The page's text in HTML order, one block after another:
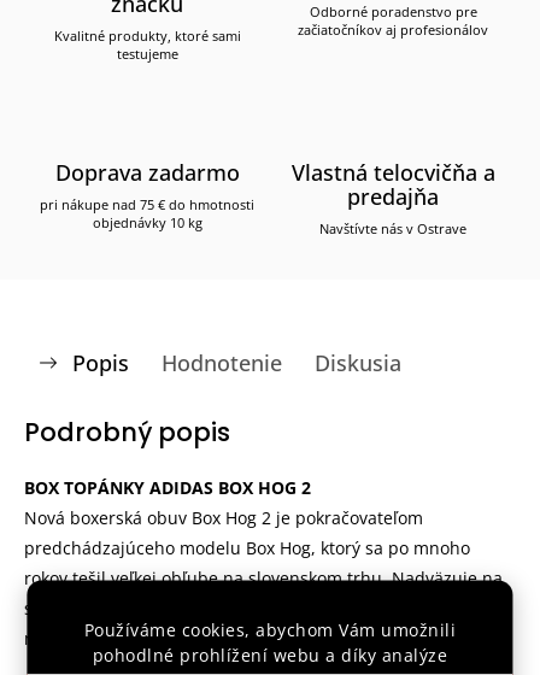
Používáme cookies, abychom Vám umožnili
pohodlné prohlížení webu a díky analýze
Kvalitné produkty, ktoré sami
testujeme
Odborné poradenstvo pre
začiatočníkov aj profesionálov
Doprava zadarmo
pri nákupe nad 75 € do hmotnosti
objednávky 10 kg
Vlastná telocvičňa a
predajňa
Navštívte nás v Ostrave
Popis Hodnotenie Diskusia
Podrobný popis
BOX TOPÁNKY ADIDAS BOX HOG 2
Nová boxerská obuv Box Hog 2 je pokračovateľom
predchádzajúceho modelu Box Hog, ktorý sa po mnoho
rokov tešil veľkej obľube na slovenskom trhu. Nadväzuje na
svojho predchodcu s jednoduchou konštrukciou, veľmi
nízkou váhou a kvalitným spracovaním.